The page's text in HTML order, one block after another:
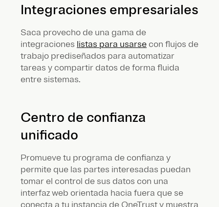
Integraciones empresariales
Saca provecho de una gama de
integraciones listas para usarse con flujos de
trabajo prediseñados para automatizar
tareas y compartir datos de forma fluida
entre sistemas.
Centro de confianza
unificado
Promueve tu programa de confianza y
permite que las partes interesadas puedan
tomar el control de sus datos con una
interfaz web orientada hacia fuera que se
conecta a tu instancia de OneTrust y muestra